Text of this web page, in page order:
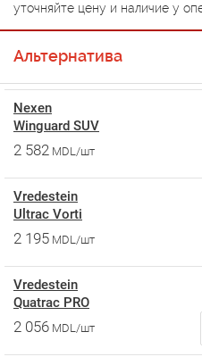
уточняйте цену и наличие у
Альтернатива
Nexen
Winguard SUV
2 582 MDL/шт
Vredestein
Ultrac Vorti
2 195 MDL/шт
Vredestein
Quatrac PRO
2 056 MDL/шт